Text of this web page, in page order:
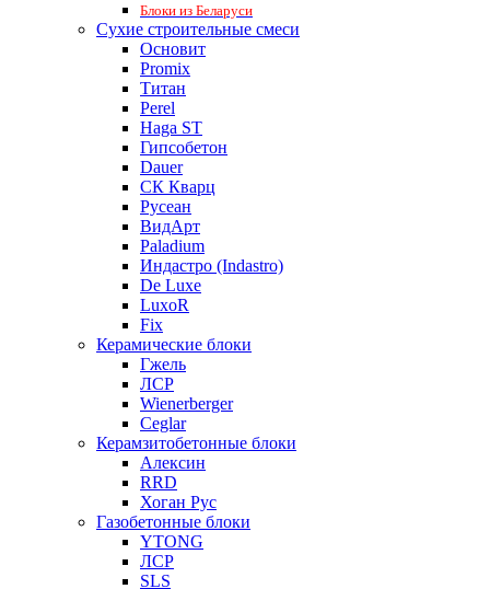
Блоки из Беларуси
Сухие строительные смеси
Основит
Promix
Титан
Perel
Haga ST
Гипсобетон
Dauer
СК Кварц
Русеан
ВидАрт
Paladium
Индастро (Indastro)
De Luxe
LuxoR
Fix
Керамические блоки
Гжель
ЛСР
Wienerberger
Ceglar
Керамзитобетонные блоки
Алексин
RRD
Хоган Рус
Газобетонные блоки
YTONG
ЛСР
SLS